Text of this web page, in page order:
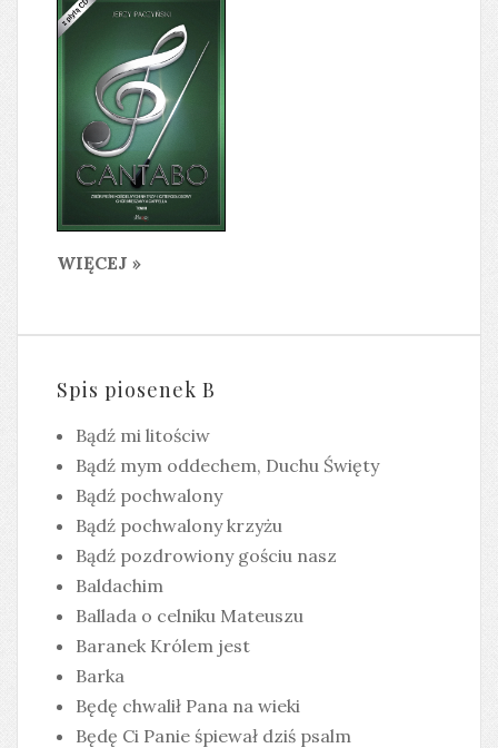
WIĘCEJ »
Spis piosenek B
Bądź mi litościw
Bądź mym oddechem, Duchu Święty
Bądź pochwalony
Bądź pochwalony krzyżu
Bądź pozdrowiony gościu nasz
Baldachim
Ballada o celniku Mateuszu
Baranek Królem jest
Barka
Będę chwalił Pana na wieki
Będę Ci Panie śpiewał dziś psalm